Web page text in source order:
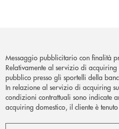
Messaggio pubblicitario con finalità
Relativamente al servizio di
pubblico presso gli sportelli della
In relazione al servizio di acquiring
condizioni contrattuali sono indicate
acquiring domestico, il cliente è